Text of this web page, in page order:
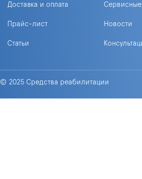
Доставка и оплата
Прайс-лист Новости
Статьи
© 2025 Средства реабилитации